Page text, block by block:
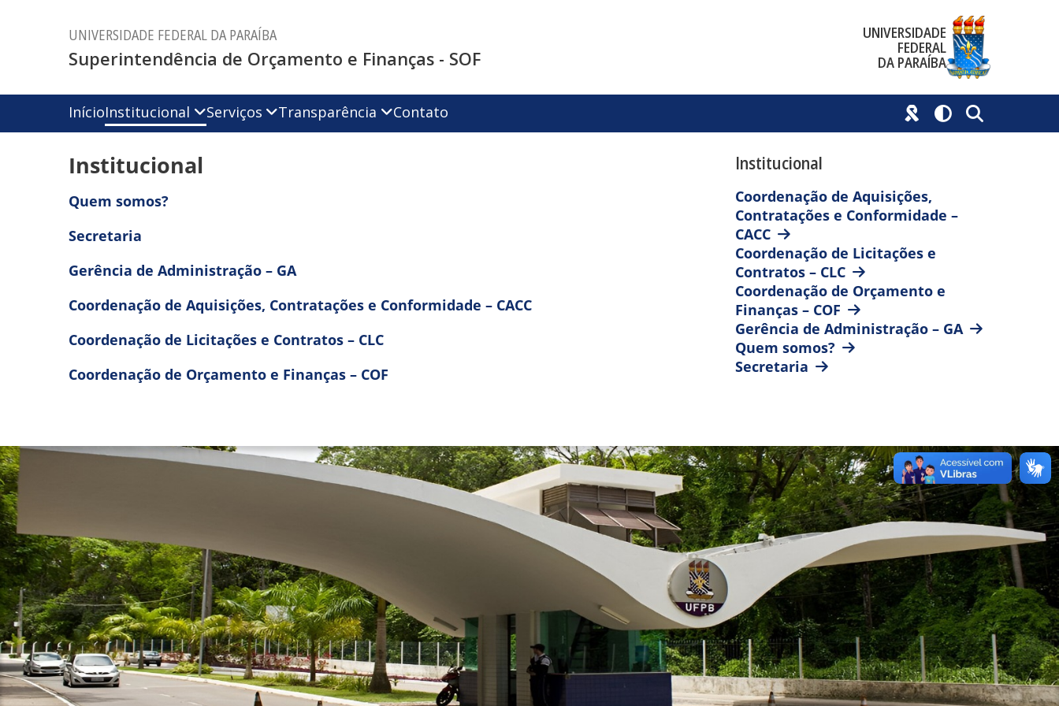
UNIVERSIDADE FEDERAL DA PARAÍBA
Superintendência de Orçamento e Finanças - SOF
UNIVERSIDADE
FEDERAL
DA PARAÍBA
InícioInstitucional Serviços Transparência Contato
Institucional
Coordenação de Aquisições,
Contratações e Conformidade –
CACC
Coordenação de Licitações e
Contratos – CLC
Coordenação de Orçamento e
Finanças – COF
Gerência de Administração – GA
Quem somos?
Secretaria
Institucional
Quem somos?
Secretaria
Gerência de Administração – GA
Coordenação de Aquisições, Contratações e Conformidade – CACC
Coordenação de Licitações e Contratos – CLC
Coordenação de Orçamento e Finanças – COF